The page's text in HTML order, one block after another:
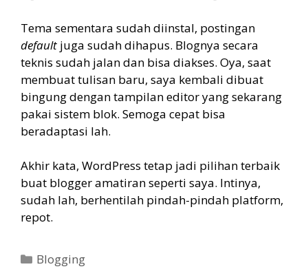
Tema sementara sudah diinstal, postingan
default juga sudah dihapus. Blognya secara
teknis sudah jalan dan bisa diakses. Oya, saat
membuat tulisan baru, saya kembali dibuat
bingung dengan tampilan editor yang sekarang
pakai sistem blok. Semoga cepat bisa
beradaptasi lah.
Akhir kata, WordPress tetap jadi pilihan terbaik
buat blogger amatiran seperti saya. Intinya,
sudah lah, berhentilah pindah-pindah platform,
repot.
Categories
Blogging